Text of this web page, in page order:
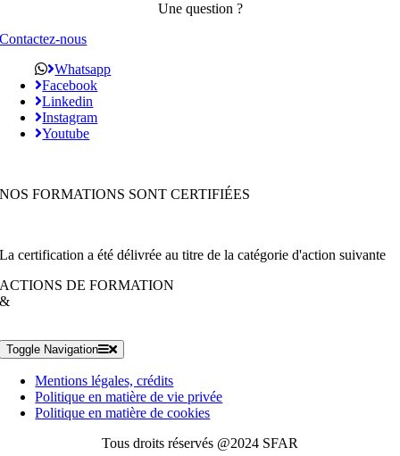
Une question ?
Contactez-nous
Whatsapp
Facebook
Linkedin
Instagram
Youtube
NOS FORMATIONS SONT CERTIFIÉES
La certification a été délivrée au titre de la catégorie d'action suivante
ACTIONS DE FORMATION
&
Toggle Navigation
Mentions légales, crédits
Politique en matière de vie privée
Politique en matière de cookies
Tous droits réservés @2024 SFAR